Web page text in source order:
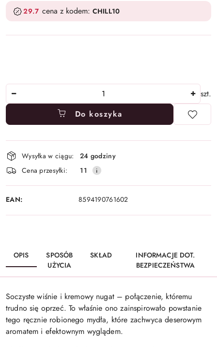
29.7 cena z kodem: CHILL10
szt.
Do koszyka
Dostępność
i
dostawa
Wysyłka w ciągu:
24 godziny
Cena przesyłki:
11
EAN: 8594190761602
OPIS
SPOSÓB
UŻYCIA
SKŁAD
INFORMACJE DOT.
BEZPIECZEŃSTWA
Soczyste wiśnie i kremowy nugat – połączenie, któremu
trudno się oprzeć. To właśnie ono zainspirowało powstanie
tego ręcznie robionego mydła, które zachwyca deserowym
aromatem i efektownym wyglądem.